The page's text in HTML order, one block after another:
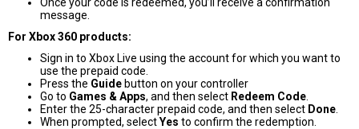
message.
For Xbox 360 products:
Sign in to Xbox Live using the account for which you want to
use the prepaid code.
Press the Guide button on your controller
Go to Games & Apps, and then select Redeem Code
Enter the 25-character prepaid code, and then select Done
When prompted, selectYes to confirm the redemption.